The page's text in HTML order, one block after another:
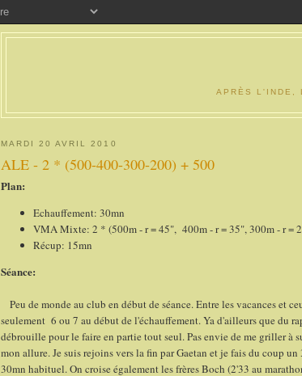
APRÈS L'INDE,
MARDI 20 AVRIL 2010
ALE - 2 * (500-400-300-200) + 500
Plan:
Echauffement: 30mn
VMA Mixte: 2 * (500m - r = 45", 400m - r = 35", 300m - r =
Récup: 15mn
Séance:
Peu de monde au club en début de séance. Entre les vacances et
seulement 6 ou 7 au début de l'échauffement. Ya d'ailleurs que du
débrouille pour le faire en partie tout seul. Pas envie de me griller à
mon allure. Je suis rejoins vers la fin par Gaetan et je fais du coup
30mn habituel. On croise également les frères Boch (2'33 au